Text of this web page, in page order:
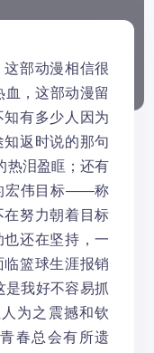
部动漫相信很
，这部动漫留
有多少人因为
返时说的那句
热泪盈眶；还有
宏伟目标——称
在努力朝着目标
还在坚持，一
篮球生涯报销
是我好不容易抓
为之震撼和钦
春总会有所遗